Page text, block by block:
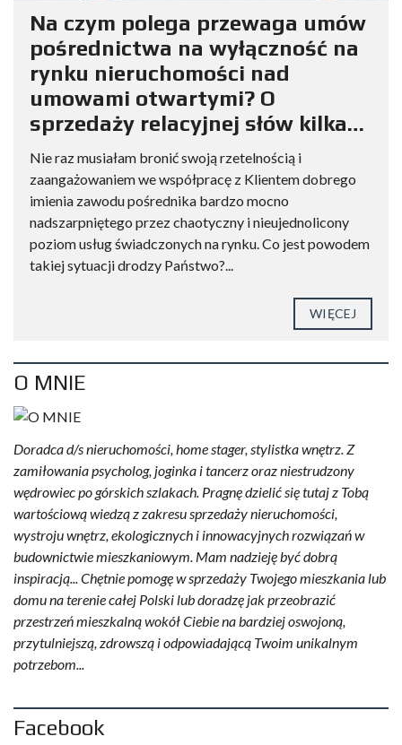
Na czym polega przewaga umów
pośrednictwa na wyłączność na
rynku nieruchomości nad
umowami otwartymi? O
sprzedaży relacyjnej słów kilka…
Nie raz musiałam bronić swoją rzetelnością i
zaangażowaniem we współpracę z Klientem dobrego
imienia zawodu pośrednika bardzo mocno
nadszarpniętego przez chaotyczny i nieujednolicony
poziom usług świadczonych na rynku. Co jest powodem
takiej sytuacji drodzy Państwo?...
WIĘCEJ
O MNIE
Doradca d/s nieruchomości, home stager, stylistka wnętrz. Z
zamiłowania psycholog, joginka i tancerz oraz niestrudzony
wędrowiec po górskich szlakach. Pragnę dzielić się tutaj z Tobą
wartościową wiedzą z zakresu sprzedaży nieruchomości,
wystroju wnętrz, ekologicznych i innowacyjnych rozwiązań w
budownictwie mieszkaniowym. Mam nadzieję być dobrą
inspiracją... Chętnie pomogę w sprzedaży Twojego mieszkania lub
domu na terenie całej Polski lub doradzę jak przeobrazić
przestrzeń mieszkalną wokół Ciebie na bardziej oswojoną,
przytulniejszą, zdrowszą i odpowiadającą Twoim unikalnym
potrzebom...
Facebook